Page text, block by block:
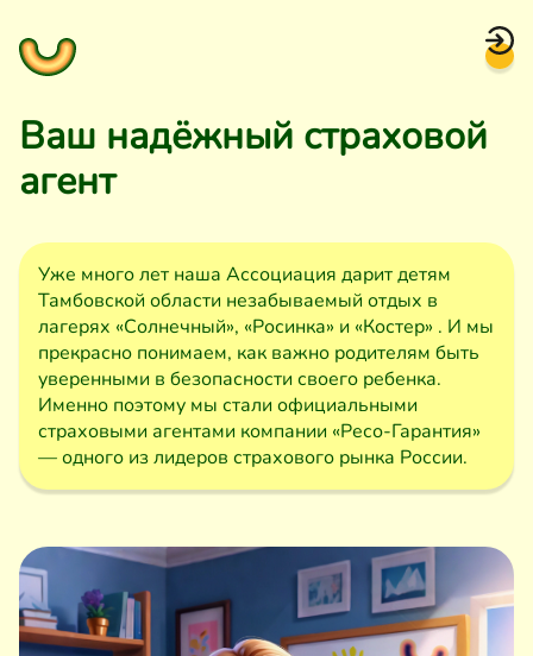
Ваш надёжный страховой
агент
Уже много лет наша Ассоциация дарит детям
Тамбовской области незабываемый отдых в
лагерях «Солнечный», «Росинка» и «Костер» . И мы
прекрасно понимаем, как важно родителям быть
уверенными в безопасности своего ребенка.
Именно поэтому мы стали официальными
страховыми агентами компании «Ресо-Гарантия»
— одного из лидеров страхового рынка России.